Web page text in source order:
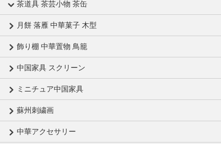
茶道具 茶芸小物 茶缶
月餅 落雁 中華菓子 木型
飾り棚 中華置物 鳥籠
中国家具 スクリーン
ミニチュア中国家具
蘇州刺繍画
中華アクセサリー